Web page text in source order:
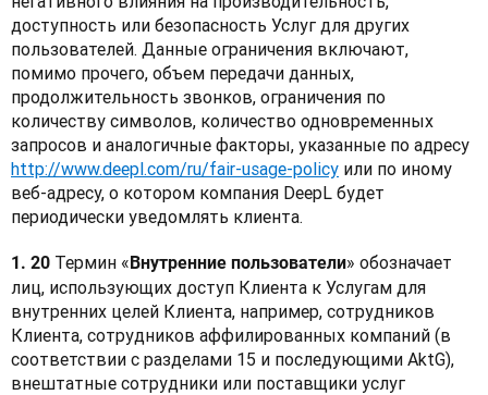
доступность или безопасность Услуг для других
пользователей. Данные ограничения включают,
помимо прочего, объем передачи данных,
продолжительность звонков, ограничения по
количеству символов, количество одновременных
http://www.deepl.com/ru/fair-usage-policy или по иному
веб-адресу, о котором компания DeepL будет
периодически уведомлять клиента.
1. 20 Термин «Внутренние пользователи» обозначает
лиц, использующих доступ Клиента к Услугам для
внутренних целей Клиента, например, сотрудников
Клиента, сотрудников аффилированных компаний (в
соответствии с разделами 15 и последующими AktG),
внештатные сотрудники или поставщики услуг